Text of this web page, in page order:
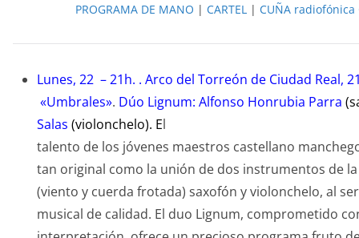
PROGRAMA DE MANO | CARTEL | CUÑA radiofónica
Lunes, 22 – 21h. . Arco del Torreón de Ciudad Real,
«Umbrales». Dúo Lignum: Alfonso Honrubia Parra
Salas (violonchelo). El
talento de los jóvenes maestros castellano
tan original como la unión de dos instrumentos de
(viento y cuerda frotada) saxofón y violonchelo, al
musical de calidad. El duo Lignum, comprometido